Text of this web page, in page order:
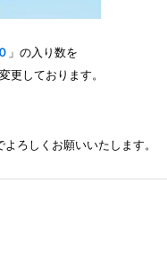
」の入り数を
更しております。
ろしくお願いいたします。